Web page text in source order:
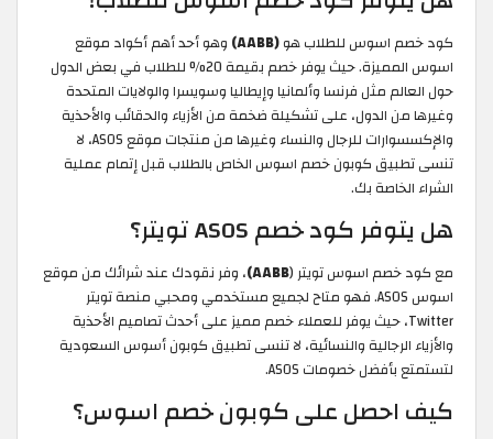
كود خصم اسوس للطلاب هو(AABB)
وهو أحد أهم أكواد موقع
اسوس المميزة. حيث يوفر خصم بقيمة 20% للطلاب في بعض الدول
حول العالم مثل فرنسا وألمانيا وإيطاليا وسويسرا والولايات المتحدة
وغيرها من الدول، على تشكيلة ضخمة من الأزياء والحقائب والأحذية
والإكسسوارات للرجال والنساء وغيرها من منتجات موقع ASOS، لا
تنسى تطبيق كوبون خصم اسوس الخاص بالطلاب قبل إتمام عملية
الشراء الخاصة بك.
هل يتوفر كود خصم ASOS تويتر؟
مع كود خصم اسوس تويتر (AABB) ، وفر نقودك عند شرائك من موقع
اسوس ASOS. فهو متاح لجميع مستخدمي ومحبي منصة تويتر
Twitter، حيث يوفر للعملاء خصم مميز على أحدث تصاميم الأحذية
والأزياء الرجالية والنسائية، لا تنسى تطبيق كوبون أسوس السعودية
لتستمتع بأفضل خصومات ASOS.
كيف احصل على كوبون خصم اسوس؟